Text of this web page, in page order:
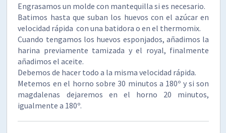
Engrasamos un molde con mantequilla si es necesario.
Batimos hasta que suban los huevos con el azúcar en
velocidad rápida con una batidora o en el thermomix.
Cuando tengamos los huevos esponjados, añadimos la
harina previamente tamizada y el royal, finalmente
añadimos el aceite.
Debemos de hacer todo a la misma velocidad rápida.
Metemos en el horno sobre 30 minutos a 180º y si son
magdalenas dejaremos en el horno 20 minutos,
igualmente a 180º.